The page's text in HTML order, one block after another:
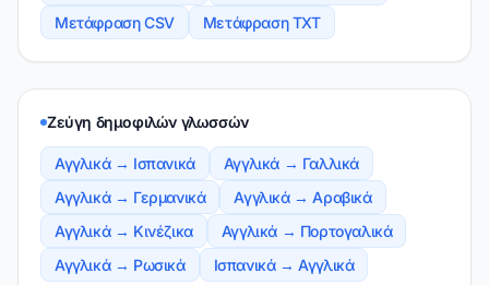
Μετάφραση CSV
Μετάφραση TXT
Ζεύγη δημοφιλών γλωσσών
Αγγλικά → Ισπανικά
Αγγλικά → Γαλλικά
Αγγλικά → Γερμανικά
Αγγλικά → Αραβικά
Αγγλικά → Κινέζικα
Αγγλικά → Πορτογαλικά
Αγγλικά → Ρωσικά
Ισπανικά → Αγγλικά